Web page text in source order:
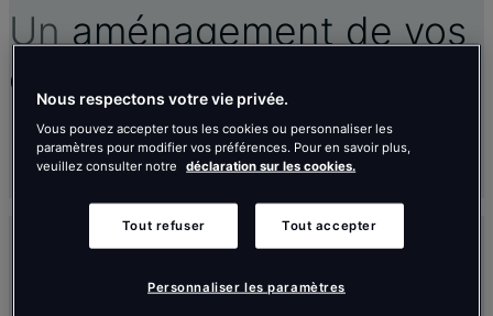
lieux,
des
et
informations
Unaménagement de vos
espaces de travail
mesure
Nous respectons votre vie privée.
Vous pouvez accepter tous les cookies ou personnaliser les
paramètres pour modifier vos préférences. Pour en savoir plus,
veuillez consulter notre
déclaration sur les cookies.
Tout refuser Tout accepter
Personnaliser les paramètres